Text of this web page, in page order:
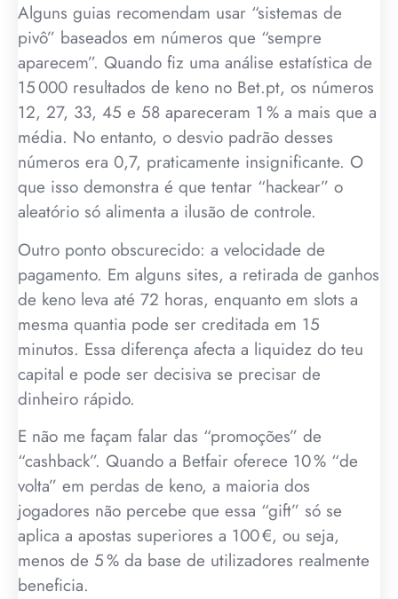
Alguns guias recomendam usar “sistemas de
pivô” baseados em números que “sempre
aparecem”. Quando fiz uma análise estatística de
15 000 resultados de keno no Bet.pt, os números
12, 27, 33, 45 e 58 apareceram 1 % a mais que a
média. No entanto, o desvio padrão desses
números era 0,7, praticamente insignificante. O
que isso demonstra é que tentar “hackear” o
aleatório só alimenta a ilusão de controle.
Outro ponto obscurecido: a velocidade de
pagamento. Em alguns sites, a retirada de ganhos
de keno leva até 72 horas, enquanto em slots a
mesma quantia pode ser creditada em 15
minutos. Essa diferença afecta a liquidez do teu
capital e pode ser decisiva se precisar de
dinheiro rápido.
E não me façam falar das “promoções” de
“cashback”. Quando a Betfair oferece 10 % “de
volta” em perdas de keno, a maioria dos
jogadores não percebe que essa “gift” só se
aplica a apostas superiores a 100 €, ou seja,
menos de 5 % da base de utilizadores realmente
beneficia.